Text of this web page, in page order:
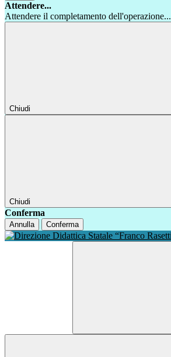
Attendere...
Attendere il completamento dell'operazione...
Chiudi
Chiudi
Conferma
Annulla Conferma